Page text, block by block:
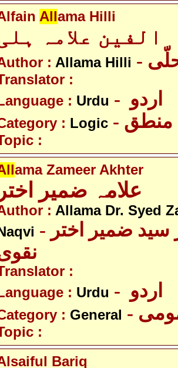
Allama Hilli
: Allama Hilli
:
: Urdu
: Logic - منطق
:
ama Zameer Akhter
: Allama Dr. Syed
- علامہ ڈاکٹر سید ضمیر اختر
:
: Urdu
: General
:
Bariq